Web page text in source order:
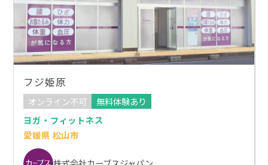
フジ姫原
オンライン不可
無料体験あり
ヨガ・フィットネス
愛媛県 松山市